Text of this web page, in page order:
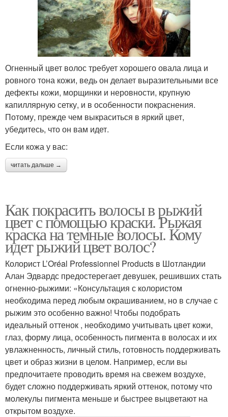
Огненный цвет волос требует хорошего овала лица и
ровного тона кожи, ведь он делает выразительными все
дефекты кожи, морщинки и неровности, крупную
капиллярную сетку, и в особенности покраснения.
Потому, прежде чем выкраситься в яркий цвет,
убедитесь, что он вам идет.
Если кожа у вас:
читать дальше →
Как покрасить волосы в рыжий
цвет с помощью краски. Рыжая
краска на темные волосы. Кому
идет рыжий цвет волос?
Колорист L’Oréal Professionnel Products в Шотландии
Алан Эдвардс предостерегает девушек, решивших стать
огненно-рыжими: «Консультация с колористом
необходима перед любым окрашиванием, но в случае с
рыжим это особенно важно! Чтобы подобрать
идеальный оттенок , необходимо учитывать цвет кожи,
глаз, форму лица, особенность пигмента в волосах и их
увлажненность, личный стиль, готовность поддерживать
цвет и образ жизни в целом. Например, если вы
предпочитаете проводить время на свежем воздухе,
будет сложно поддерживать яркий оттенок, потому что
молекулы пигмента меньше и быстрее выцветают на
открытом воздухе.